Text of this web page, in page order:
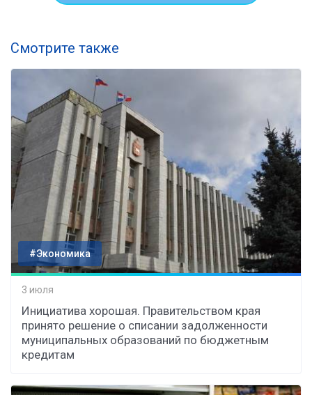
Смотрите также
#Экономика
3 июля
Инициатива хорошая. Правительством края
принято решение о списании задолженности
муниципальных образований по бюджетным
кредитам